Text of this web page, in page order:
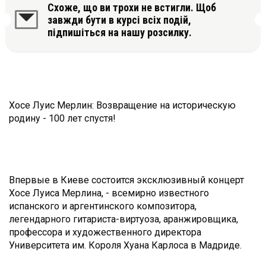
Схоже, що ви трохи не встигли. Щоб
завжди бути в курсі всіх подій,
підпишіться на нашу розсилку.
Хосе Луис Мерлин: Возвращение на историческую
родину - 100 лет спустя!
Впервые в Киеве состоится эксклюзивный концерт
Хосе Луиса Мерлина, - всемирно известного
испанского и аргентинского композитора,
легендарного гитариста-виртуоза, аранжировщика,
профессора и художественного директора
Университета им. Короля Хуана Карлоса в Мадриде.